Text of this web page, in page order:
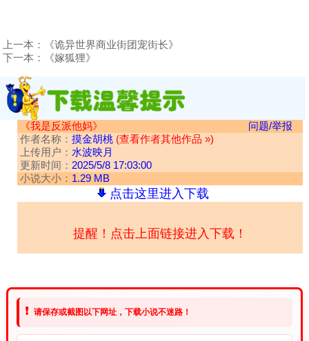
上一本：
《诡异世界商业街团宠街长》
下一本：
《嫁狐狸》
《我是反派他妈》
问题/举报
作者名称： 摸金胡桃 (查看作者其他作品 »)
上传用户： 水波映月
更新时间： 2025/5/8 17:03:00
小说大小： 1.29 MB
点击这里进入下载
提醒！点击上面链接进入下载！
❗ 请保存或截图以下网址，下载小说不迷路！